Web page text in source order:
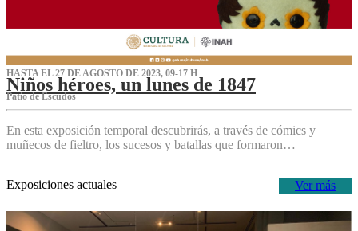
HASTA EL 27 DE AGOSTO DE 2023, 09-17 H
Niños héroes, un lunes de 1847
Patio de Escudos
En esta exposición temporal descubrirás, a través de cómics y
muñecos de fieltro, los sucesos y batallas que formaron…
Ver más
Exposiciones actuales